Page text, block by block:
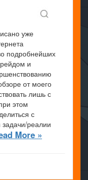
уже
подробнейших
и
от моего
лишь с
этом
с
реалии
More »